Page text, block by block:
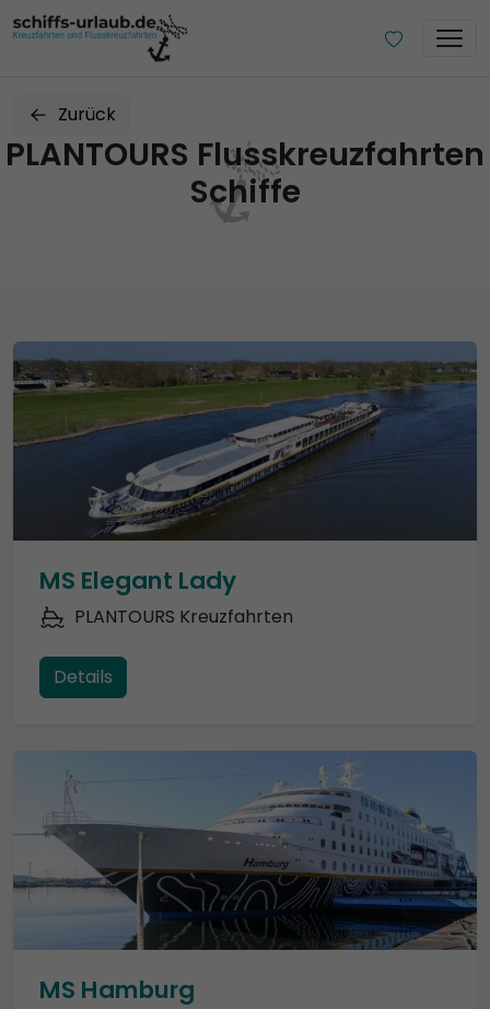
Zurück
PLANTOURS Flusskreuzfahrten
Schiffe
MS Elegant Lady
PLANTOURS Kreuzfahrten
Details
MS Hamburg